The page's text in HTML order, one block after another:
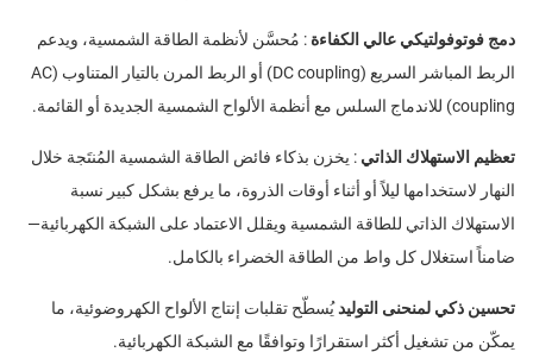
دمج فوتوفولتيكي عالي الكفاءة : مُحسَّن لأنظمة الطاقة الشمسية، ويدعم
الربط المباشر السريع (DC coupling) أو الربط المرن بالتيار المتناوب (AC
coupling) للاندماج السلس مع أنظمة الألواح الشمسية الجديدة أو القائمة.
تعظيم الاستهلاك الذاتي : يخزن بذكاء فائض الطاقة الشمسية المُنتَجة خلال
النهار لاستخدامها ليلاً أو أثناء أوقات الذروة، ما يرفع بشكل كبير نسبة
الاستهلاك الذاتي للطاقة الشمسية ويقلل الاعتماد على الشبكة الكهربائية—
ضامناً استغلال كل واط من الطاقة الخضراء بالكامل.
تحسين ذكي لمنحنى التوليديُسطّح تقلبات إنتاج الألواح الكهروضوئية، ما
يمكّن من تشغيل أكثر استقرارًا وتوافقًا مع الشبكة الكهربائية.